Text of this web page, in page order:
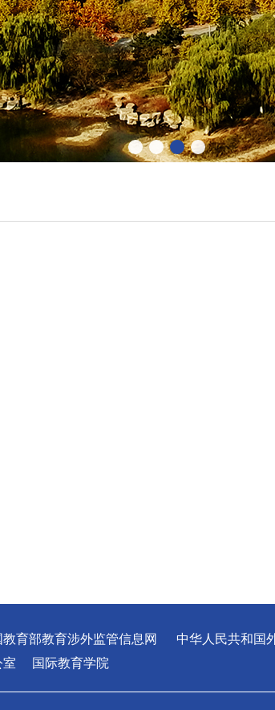
育部教育涉外监管信息网 中华人民共和国
室 国际教育学院